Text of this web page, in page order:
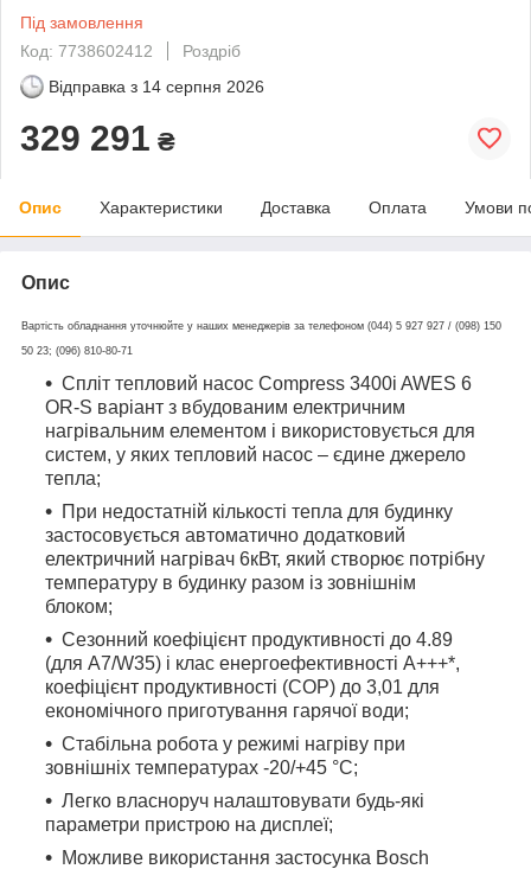
Під замовлення
Код: 7738602412
Роздріб
Відправка з 14 серпня 2026
329 291 ₴
Опис Характеристики Доставка Оплата Умови
Опис
Вартість обладнання уточнюйте у наших менеджерів за телефоном (044) 5 927 927 / (098) 150
50 23; (096) 810-80-71
Спліт тепловий насос Compress 3400i AWЕS 6
OR-S варіант з вбудованим електричним
нагрівальним елементом і використовується для
систем, у яких тепловий насос – єдине джерело
тепла;
При недостатній кількості тепла для будинку
застосовується автоматично додатковий
електричний нагрівач 6кВт, який створює потрібну
температуру в будинку разом із зовнішнім
блоком;
Сезонний коефіцієнт продуктивності до 4.89
(для A7/W35) і клас енергоефективності А+++*,
коефіцієнт продуктивності (COP) до 3,01 для
економічного приготування гарячої води;
Стабільна робота у режимі нагріву при
зовнішніх температурах -20/+45 °С;
Легко власноруч налаштовувати будь-які
параметри пристрою на дисплеї;
Можливе використання застосунка Bosch